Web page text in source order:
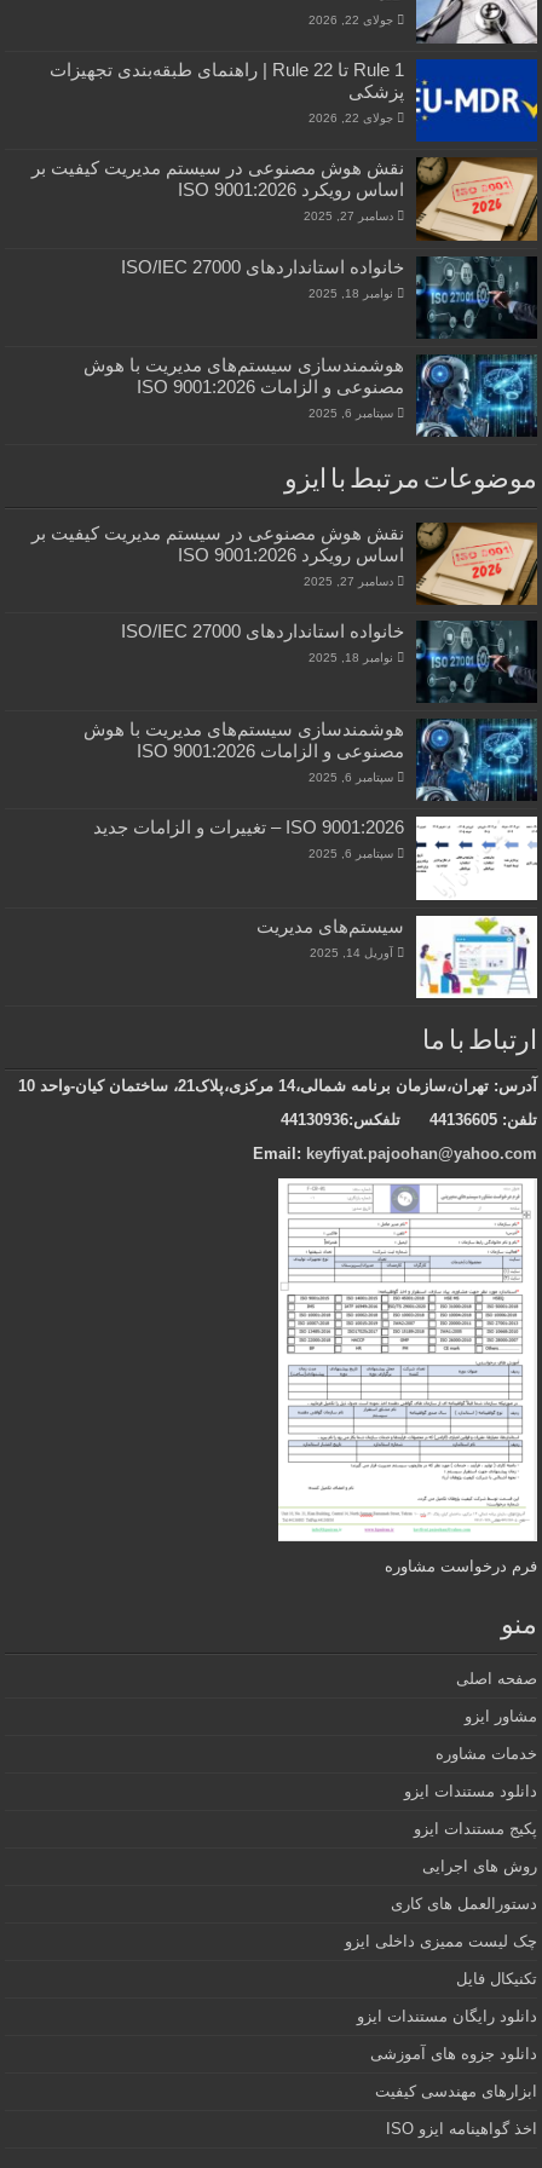
جولای 22, 2026
Rule 1 تا Rule 22 | راهنمای طبقه‌بندی تجهیزات
پزشکی
جولای 22, 2026
نقش هوش مصنوعی در سیستم مدیریت کیفیت بر
اساس رویکرد ISO 9001:2026
دسامبر 27, 2025
خانواده استانداردهای ISO/IEC 27000
نوامبر 18, 2025
هوشمندسازی سیستم‌های مدیریت با هوش
مصنوعی و الزامات ISO 9001:2026
سپتامبر 6, 2025
موضوعات مرتبط با ایزو
نقش هوش مصنوعی در سیستم مدیریت کیفیت بر
اساس رویکرد ISO 9001:2026
دسامبر 27, 2025
خانواده استانداردهای ISO/IEC 27000
نوامبر 18, 2025
هوشمندسازی سیستم‌های مدیریت با هوش
مصنوعی و الزامات ISO 9001:2026
سپتامبر 6, 2025
ISO 9001:2026 – تغییرات و الزامات جدید
سپتامبر 6, 2025
سیستم‌های مدیریت
آوریل 14, 2025
ارتباط با ما
آدرس: تهران،سازمان برنامه شمالی،14 مرکزی،پلاک21، ساختمان کیان-واحد 10
تلفن:44136605
تلفکس:44130936
Email: keyfiyat.pajoohan@yahoo.com
فرم درخواست مشاوره
منو
صفحه اصلی
مشاور ایزو
خدمات مشاوره
دانلود مستندات ایزو
پکیج مستندات ایزو
روش های اجرایی
دستورالعمل های کاری
چک لیست ممیزی داخلی ایزو
تکنیکال فایل
دانلود رایگان مستندات ایزو
دانلود جزوه های آموزشی
ابزارهای مهندسی کیفیت
اخذ گواهینامه ایزو ISO